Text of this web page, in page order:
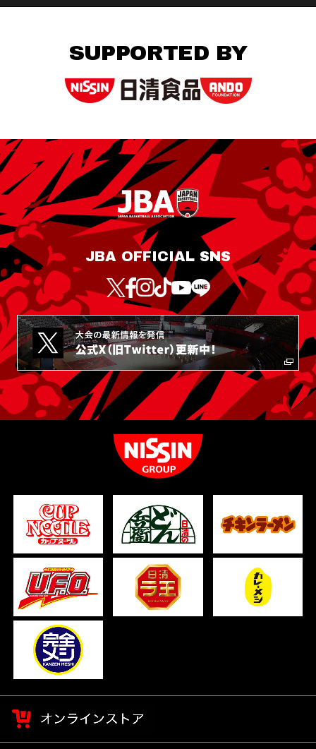
SUPPORTED BY
JBA OFFICIAL SNS